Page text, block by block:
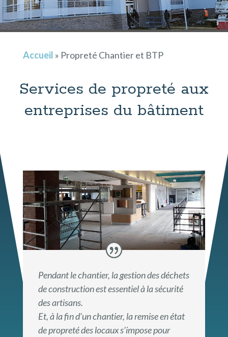
Accueil » Propreté Chantier et BTP
Services de propreté aux
entreprises du bâtiment
Pendant le chantier, la gestion des déchets
de construction est essentiel à la sécurité
des artisans.
Et, à la fin d’un chantier, la remise en état
de propreté des locaux s’impose pour